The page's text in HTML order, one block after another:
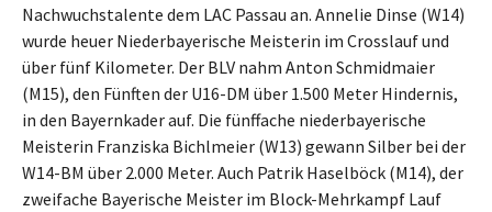
Nachwuchstalente dem LAC Passau an. Annelie Dinse (W14)
wurde heuer Niederbayerische Meisterin im Crosslauf und
über fünf Kilometer. Der BLV nahm Anton Schmidmaier
(M15), den Fünften der U16-DM über 1.500 Meter Hindernis,
in den Bayernkader auf. Die fünffache niederbayerische
Meisterin Franziska Bichlmeier (W13) gewann Silber bei der
W14-BM über 2.000 Meter. Auch Patrik Haselböck (M14), der
zweifache Bayerische Meister im Block-Mehrkampf Lauf